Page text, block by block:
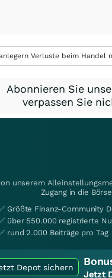
Verluste beim
Abonnieren Sie
verpassen Sie
unserem
Zugang in die
Größte Finanz-Community
über 550.000 registrierte
rund 2.000 Beiträge pro Tag
Depot sichern
Jetzt